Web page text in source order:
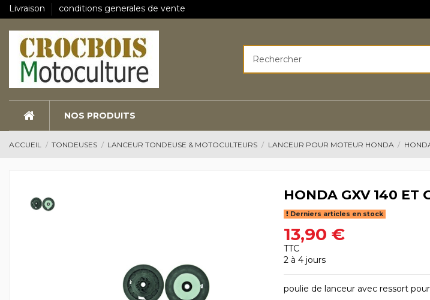
Livraison conditions generales de vente
NOS PRODUITS
ACCUEIL TONDEUSES LANCEUR TONDEUSE & MOTOCULTEURS LANCEUR POUR MOTEUR HONDA
HONDA GXV 140 ET
Derniers articles en stock
13,90 €
TTC
2 à 4 jours
poulie de lanceur avec ressort